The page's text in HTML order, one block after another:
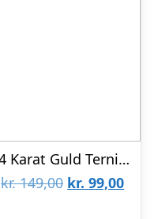
24 Karat Guld Terninger
kr.149,00 Den
kr. 99,00Den